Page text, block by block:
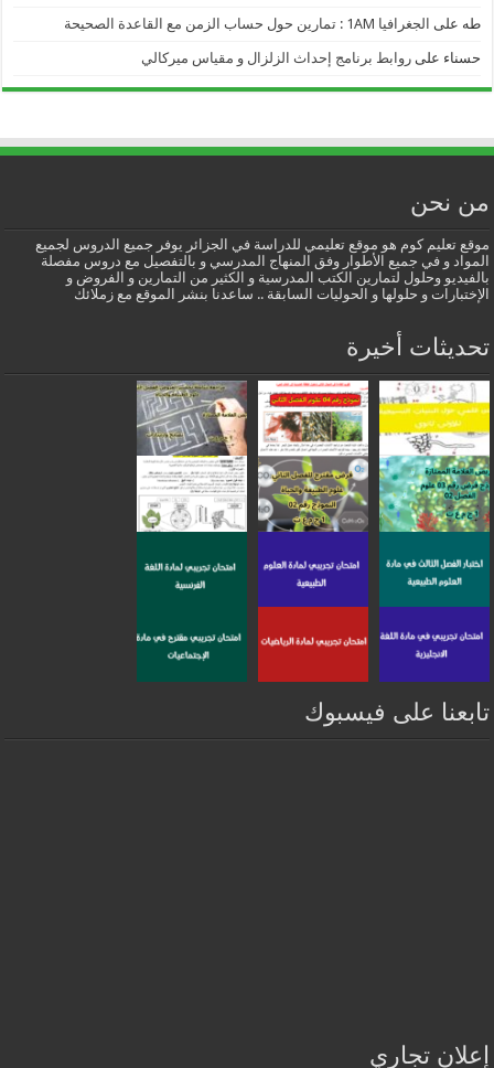
طه على الجغرافيا 1AM : تمارين حول حساب الزمن مع القاعدة الصحيحة
حسناء علىروابط برنامج إحداث الزلزال و مقياس ميركالي
من نحن
موقع تعليم كوم هو موقع تعليمي للدراسة في الجزائر يوفر جميع الدروس لجميع
المواد و في جميع الأطوار وفق المنهاج المدرسي و بالتفصيل مع دروس مفصلة
بالفيديو وحلول لتمارين الكتب المدرسية و الكثير من التمارين و الفروض و
الإختبارات و حلولها و الحوليات السابقة .. ساعدنا بنشر الموقع مع زملائك
تحديثات أخيرة
تابعنا على فيسبوك
إعلان تجاري